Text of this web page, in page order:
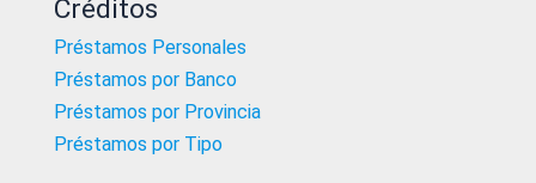
Créditos
Préstamos Personales
Préstamos por Banco
Préstamos por Provincia
Préstamos por Tipo